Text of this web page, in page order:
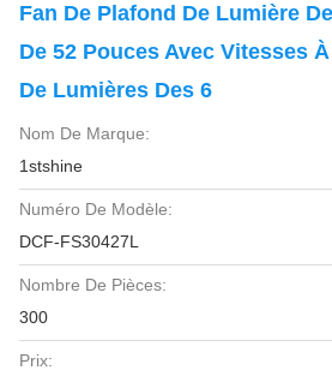
Fan De Plafond De Lumière
De 52 Pouces Avec Vitesses
De Lumières Des 6
Nom De Marque:
1stshine
Numéro De Modèle:
DCF-FS30427L
Nombre De Pièces:
300
Prix: